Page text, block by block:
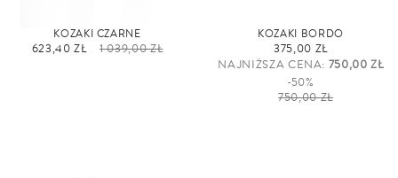
KOZAKI CZARNE
623,40 ZŁ 1 039,00 ZŁ
KOZAKI BORDO
375,00 ZŁ
NAJNIŻSZA CENA: 750,00 ZŁ
-50%
750,00 ZŁ